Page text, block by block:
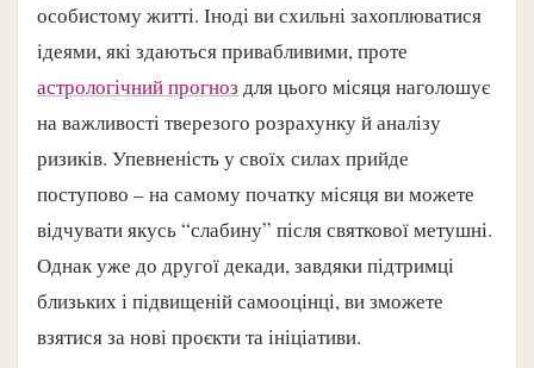
особистому житті. Іноді ви схильні захоплюватися
ідеями, які здаються привабливими, проте
астрологічний прогноз для цього місяця наголошує
на важливості тверезого розрахунку й аналізу
ризиків. Упевненість у своїх силах прийде
поступово – на самому початку місяця ви можете
відчувати якусь “слабину” після святкової метушні.
Однак уже до другої декади, завдяки підтримці
близьких і підвищеній самооцінці, ви зможете
взятися за нові проєкти та ініціативи.